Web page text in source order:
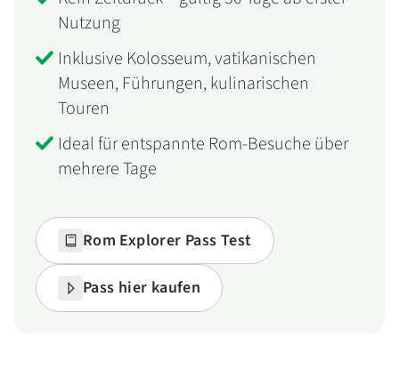
Nutzung
Inklusive Kolosseum, vatikanischen
Museen, Führungen, kulinarischen
Touren
Ideal für entspannte Rom-Besuche über
mehrere Tage
Rom Explorer Pass Test
Pass hier kaufen